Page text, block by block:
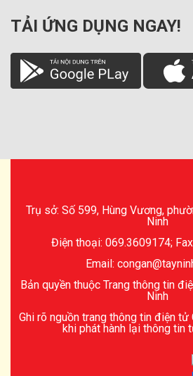
TẢI ỨNG DỤNG NGAY!
Trụ sở: Số 599, Hùng Vương,
Ninh
Điện thoại: 069.3609174;
Email:
Bản quyền thuộc Trang thông tin
Ninh
Ghi rõ nguồn trang thông tin điện tử
khi phát hành lại thông tin